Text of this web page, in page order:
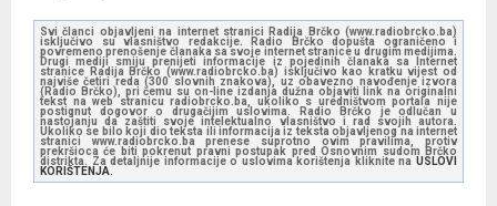
Svi članci objavljeni na internet stranici Radija Brčko (www.radiobrcko.ba)
isključivo su vlasništvo redakcije. Radio Brčko dopušta ograničeno i
povremeno prenošenje članaka sa svoje internet stranice u drugim medijima.
Drugi mediji smiju prenijeti informacije iz pojedinih članaka sa Internet
stranice Radija Brčko (www.radiobrcko.ba) isključivo kao kratku vijest od
najviše četiri reda (300 slovnih znakova), uz obavezno navođenje izvora
(Radio Brčko), pri čemu su on-line izdanja dužna objaviti link na originalni
tekst na web stranicu radiobrcko.ba, ukoliko s uredništvom portala nije
postignut dogovor o drugačijim uslovima. Radio Brčko je odlučan u
nastojanju da zaštiti svoje intelektualno vlasništvo i rad svojih autora.
Ukoliko se bilo koji dio teksta ili informacija iz teksta objavljenog na internet
stranici www.radiobrcko.ba prenese suprotno ovim pravilima, protiv
prekršioca će biti pokrenut pravni postupak pred Osnovnim sudom Brčko
distrikta. Za detaljnije informacije o uslovima korištenja kliknite na USLOVI
KORIŠTENJA.